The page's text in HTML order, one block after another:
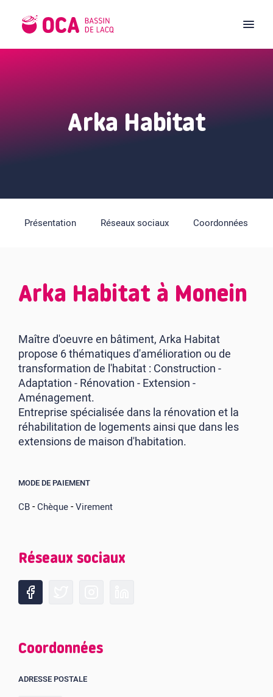
Arka Habitat
Présentation Réseaux sociaux Coordonnées
Arka Habitat à Monein
Maître d'oeuvre en bâtiment, Arka Habitat
propose 6 thématiques d'amélioration ou de
transformation de l'habitat : Construction -
Adaptation - Rénovation - Extension -
Aménagement.
Entreprise spécialisée dans la rénovation et la
réhabilitation de logements ainsi que dans les
extensions de maison d'habitation.
MODE DE PAIEMENT
CB-Chèque-Virement
Réseaux sociaux
Coordonnées
ADRESSE POSTALE